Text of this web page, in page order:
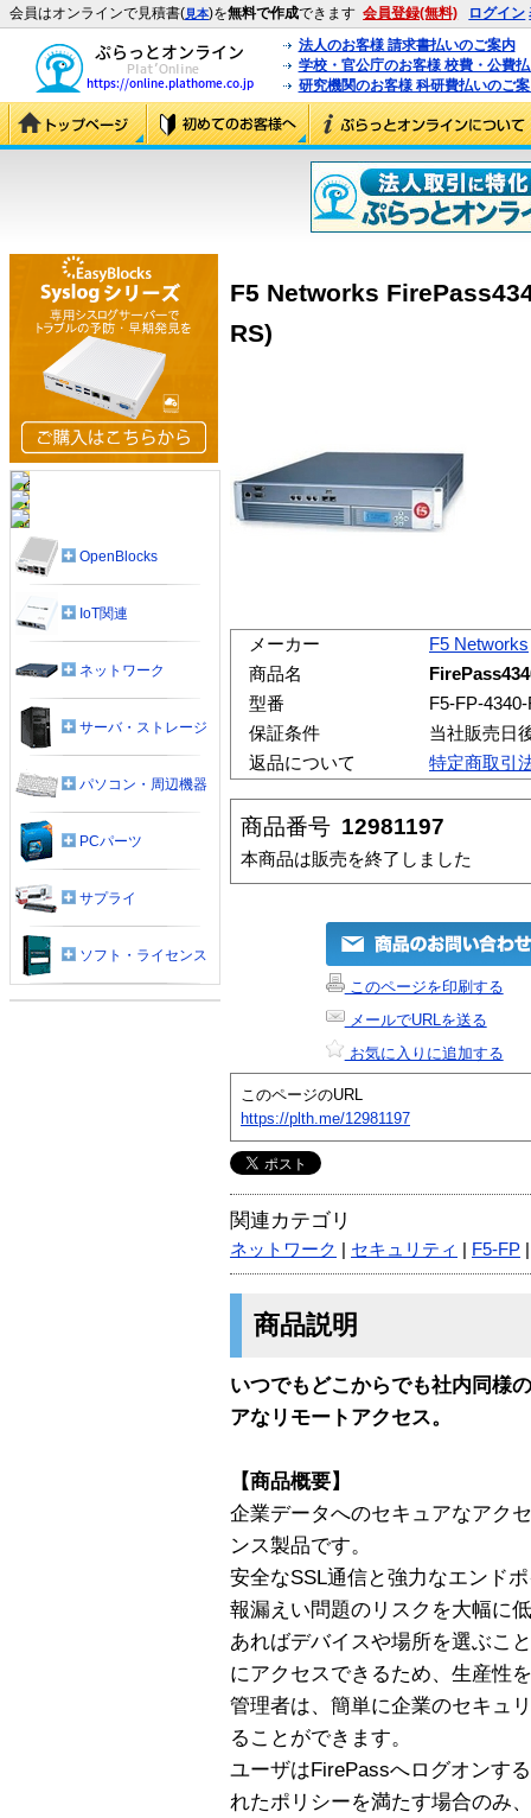
会員はオンラインで見積書(見本)を無料で作成できます 会員登録(無料) ログイン
法人のお客様 請求書払いのご案内
学校・官公庁のお客様 校費・公費
研究機関のお客様 科研費払いのご
F5 Networks
RS)
メーカー
F5 Networks
商品名
型番
F5-FP-
保証条件
当社販売日
返品について
特定商取引
商品番号 12981197
本商品は販売を終了しました
このページを印刷する
メールでURLを送る
お気に入りに追加する
このページのURL
https://plth.me/12981197
関連カテゴリ
ネットワーク セキュリティ F5-FP
商品説明
いつでもどこからでも社内同様
アなリモートアクセス。
【商品概要】
企業データへのセキュアなアク
ンス製品です。
安全なSSL通信と強力なエンド
報漏えい問題のリスクを大幅に
あればデバイスや場所を選ぶこ
にアクセスできるため、生産性
管理者は、簡単に企業のセキュ
ることができます。
ユーザはFirePassへログオンす
れたポリシーを満たす場合のみ
OpenBlocks
IoT関連
ネットワーク
サーバ・ストレージ
パソコン・周辺機器
PCパーツ
サプライ
ソフト・ライセンス